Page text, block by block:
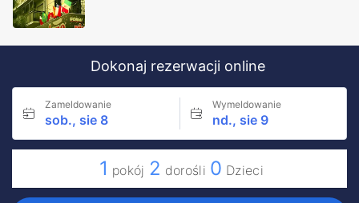
Dokonaj rezerwacji online
Zameldowanie
sob., sie 8
Wymeldowanie
nd., sie 9
1 pokój 2 dorośli 0 Dzieci